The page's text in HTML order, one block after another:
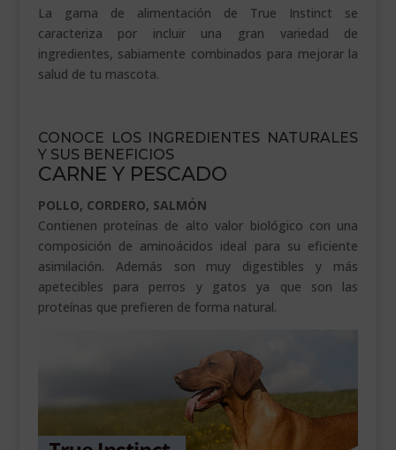
La gama de alimentación de True Instinct se
caracteriza por incluir una gran variedad de
ingredientes, sabiamente combinados para mejorar la
salud de tu mascota.
CONOCE LOS INGREDIENTES NATURALES
Y SUS BENEFICIOS
CARNE Y PESCADO
POLLO, CORDERO, SALMÓN
Contienen proteínas de alto valor biológico con una
composición de aminoácidos ideal para su eficiente
asimilación. Además son muy digestibles y más
apetecibles para perros y gatos ya que son las
proteínas que prefieren de forma natural.